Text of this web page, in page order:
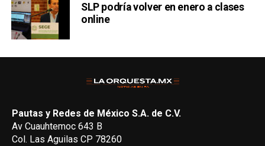
SLP podría volver en enero a clases
online
Pautas y Redes de México S.A. de C.V.
Av Cuauhtemoc 643 B
Col. Las Aguilas CP 78260